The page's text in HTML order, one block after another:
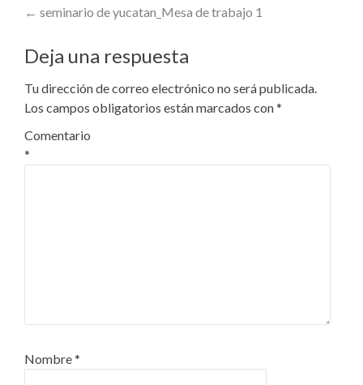
Post
navigation
← seminario de yucatan_Mesa de trabajo 1
Deja una respuesta
Tu dirección de correo electrónico no será publicada.
Los campos obligatorios están marcados con*
Comentario
*
Nombre*